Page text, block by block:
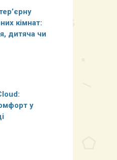
кімнат:
дитяча чи
у